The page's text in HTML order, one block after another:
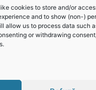
cookies to store and/or
and to show (non-)
allow us to process data such
or withdrawing